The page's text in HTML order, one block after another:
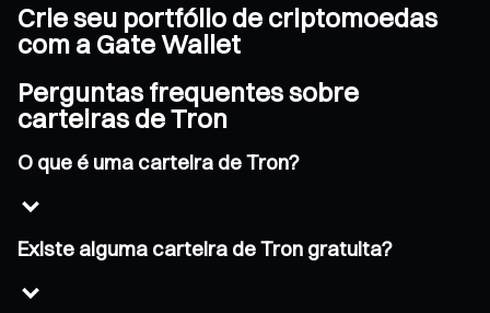
Crie seu portfólio de criptomoedas
com a Gate Wallet
Perguntas frequentes sobre
carteiras de Tron
O que é uma carteira de Tron?
Existe alguma carteira de Tron gratuita?